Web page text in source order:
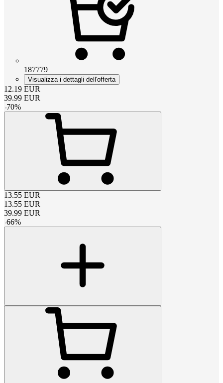
187779
Visualizza i dettagli dell'offerta
12.19 EUR
39.99 EUR
-70%
13.55 EUR
13.55 EUR
39.99 EUR
-66%